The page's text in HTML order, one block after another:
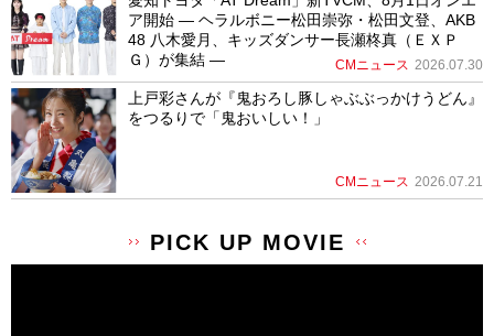
ア開始 ― ヘラルボニー松田崇弥・松田文登、AKB
48 八木愛月、キッズダンサー長瀬柊真（ＥＸＰ
Ｇ）が集結 ―
CMニュース 2026.07.30
上戸彩さんが『鬼おろし豚しゃぶぶっかけうどん』
をつるりで「鬼おいしい！」
CMニュース 2026.07.21
PICK UP MOVIE